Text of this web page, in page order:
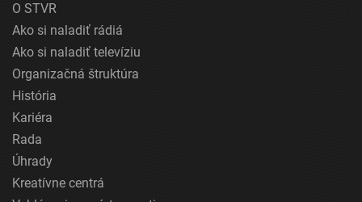
O STVR
Ako si naladiť rádiá
Ako si naladiť televíziu
Organizačná štruktúra
História
Kariéra
Rada
Úhrady
Kreatívne centrá